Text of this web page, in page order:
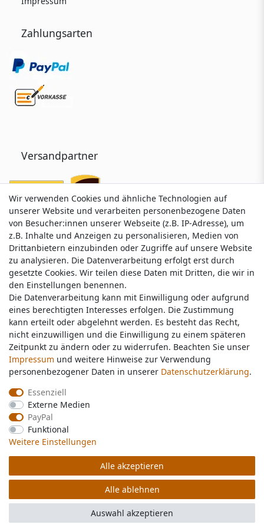
Zahlungsarten
Versandpartner
Service & Kontakt
Wünschen Sie einen Rückruf?
service@nawajo.de
Schreiben Sie uns:
service@nawajo.de
Durchschnittliche Bewertung von
Bewertungsgrundlage des Anbieters: 5 Verkaufs- und 3 Bewertungsplattformen
© Copyright 2026 nawajo.de | Alle Rechte vorbehalten.
Wir verwenden Cookies und ähnliche Technologien auf
unserer Website und verarbeiten personenbezogene Daten
von Besucher:innen unserer Webseite (z.B. IP-Adresse), um
z.B. Inhalte und Anzeigen zu personalisieren, Medien von
Drittanbietern einzubinden oder Zugriffe auf unsere Website
zu analysieren. Die Datenverarbeitung erfolgt erst durch
gesetzte Cookies. Wir teilen diese Daten mit Dritten, die wir in
den Einstellungen benennen.
Die Datenverarbeitung kann mit Einwilligung oder aufgrund
eines berechtigten Interesses erfolgen. Die Zustimmung
kann erteilt oder abgelehnt werden. Es besteht das Recht,
nicht einzuwilligen und die Einwilligung zu einem späteren
Zeitpunkt zu ändern oder zu widerrufen. Beachten Sie unser
Impressum und weitere Hinweise zur Verwendung
personenbezogener Daten in unserer Daten­schutz­erklärung.
Essenziell
Externe Medien
PayPal
Funktional
Weitere Einstellungen
Alle akzeptieren
Alle ablehnen
Auswahl akzeptieren
Wir verwenden Cookies und ähnliche Technologien auf
unserer Website und verarbeiten personenbezogene Daten
von Besucher:innen unserer Webseite (z.B. IP-Adresse), um
z.B. Inhalte und Anzeigen zu personalisieren, Medien von
Drittanbietern einzubinden oder Zugriffe auf unsere Website
zu analysieren. Die Datenverarbeitung erfolgt erst durch
gesetzte Cookies. Wir teilen diese Daten mit Dritten, die wir in
den Einstellungen benennen.
Die Datenverarbeitung kann mit Einwilligung oder aufgrund
eines berechtigten Interesses erfolgen. Die Zustimmung
kann erteilt oder abgelehnt werden. Es besteht das Recht,
nicht einzuwilligen und die Einwilligung zu einem späteren
Zeitpunkt zu ändern oder zu widerrufen. Beachten Sie unser
Impressum und weitere Hinweise zur Verwendung
personenbezogener Daten in unserer Daten­schutz­erklärung.
Essenziell
Externe Medien
PayPal
Funktional
Weitere Einstellungen
Alle akzeptieren
Alle ablehnen
Auswahl akzeptieren